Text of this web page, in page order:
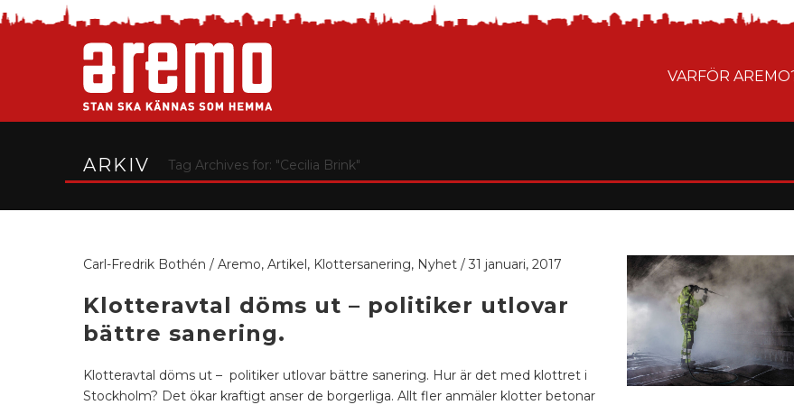
VARFÖR
ARKIV Tag Archives for: "Cecilia Brink"
Carl-Fredrik Bothén / Aremo, Artikel, Klottersanering, Nyhet / 31 januari, 2017
Klotteravtal döms ut – politiker utlovar
bättre sanering.
Klotteravtal döms ut – politiker utlovar bättre sanering. Hur är det med klottret i
Stockholm? Det ökar kraftigt anser de borgerliga. Allt fler anmäler klotter betonar